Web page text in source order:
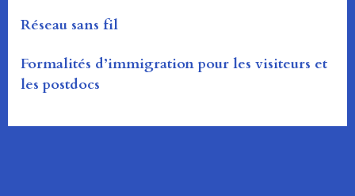
Réseau sans fil
Formalités d’immigration pour les visiteurs et
les postdocs